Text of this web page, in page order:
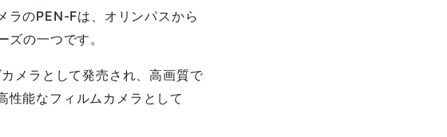
ラのPEN-Fは、オリンパスから
ズの一つです。
メラとして発売され、高画質で
性能なフィルムカメラとして